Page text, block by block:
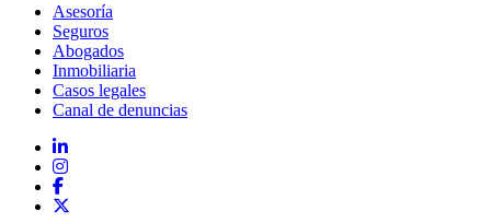
Asesoría
Seguros
Abogados
Inmobiliaria
Casos legales
Canal de denuncias